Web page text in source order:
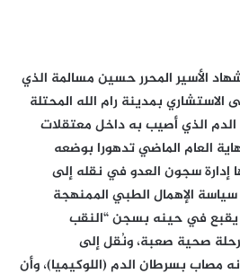
الأسير المحرر حسين مسالمة الذي
بمدينة رام الله المحتلة
الذي أصيب به داخل معتقلات
العام الماضي تدهورا بوضعه
سجون العدو في نقله إلى
الإهمال الطبي الممنهجة
يقبع في حينه بسجن “النقب
صحية صعبة، ونُقل إلى
مصاب بسرطان الدم (اللوكيميا)، وأن